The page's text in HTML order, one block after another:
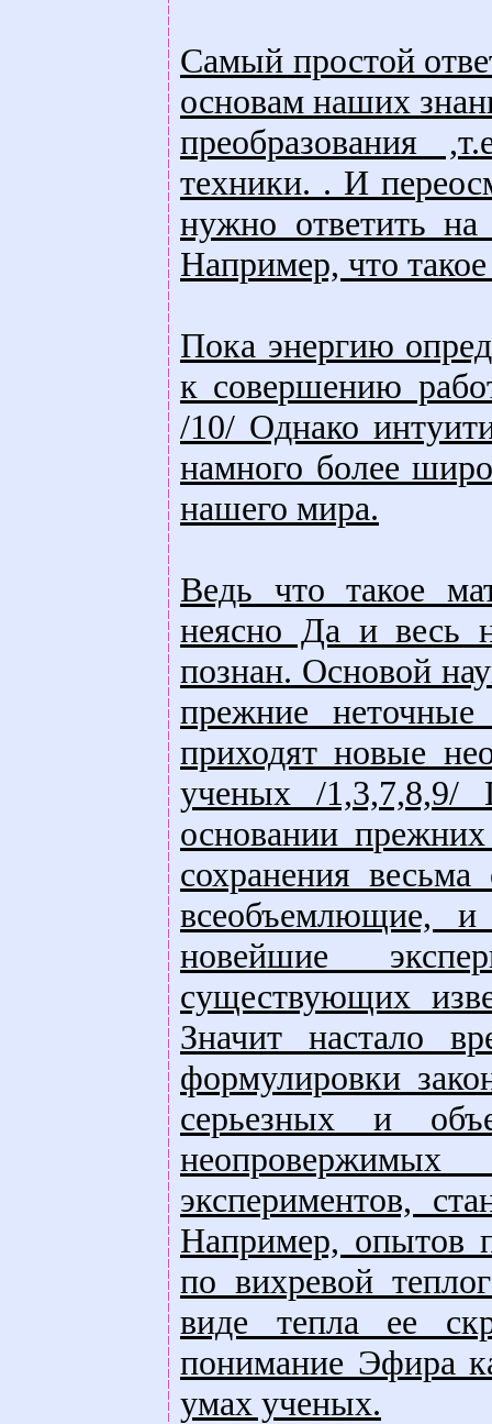
Самый простой
основам наших
преобразования
техники. . И
нужно ответить
Например, что
Пока энергию
к совершению
/10/ Однако
намного более
нашего мира.
Ведь что такое
неясно Да и весь
познан. Основой
прежние
приходят новые
ученых /1,3,7,8,9/
основании
сохранения
всеобъемлющие,
новейшие
существующих
Значит настало
формулировки
серьезных и
экспериментов,
Например, опытов
по вихревой
виде тепла ее
понимание Эфира
умах ученых.